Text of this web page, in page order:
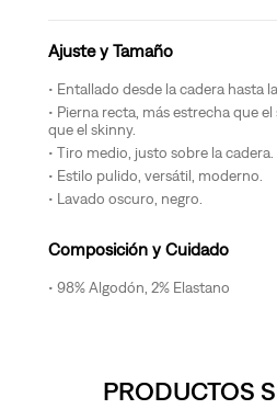
Ajuste y Tamaño
Entallado desde la cadera hasta
Pierna recta, más estrecha que
que el skinny.
Tiro medio, justo sobre la cadera.
Estilo pulido, versátil, moderno.
Lavado oscuro, negro.
Composición y Cuidado
98% Algodón, 2% Elastano
PRODUCTOS